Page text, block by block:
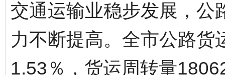
交通运输业稳步发展，公
力不断提高。全市公路货
1.53％，货运周转量